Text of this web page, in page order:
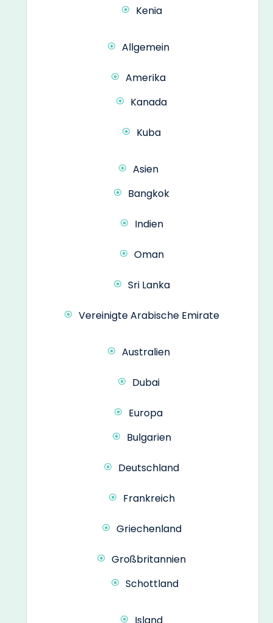
Kenia
Allgemein
Amerika
Kanada
Kuba
Asien
Bangkok
Indien
Oman
Sri Lanka
Vereinigte Arabische Emirate
Australien
Dubai
Europa
Bulgarien
Deutschland
Frankreich
Griechenland
Großbritannien
Schottland
Island